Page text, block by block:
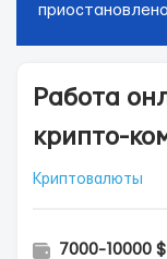
Работа
крипто-
Криптовалюты
7000-10000